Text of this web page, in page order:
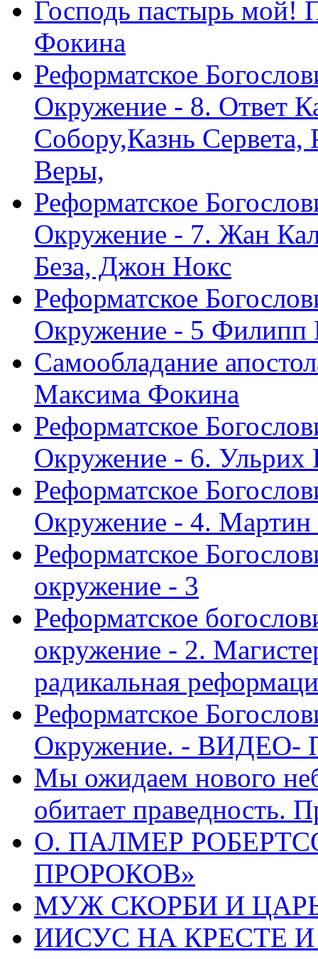
Господь пастырь мой!
Фокина
Реформатское
Окружение - 8. Ответ
Собору,Казнь Сервета,
Веры,
Реформатское
Окружение - 7. Жан
Беза, Джон Нокс
Реформатское
Окружение - 5 Филипп
Самообладание
Максима Фокина
Реформатское
Окружение - 6. Ульрих
Реформатское
Окружение - 4.
Реформатское
окружение - 3
Реформатское
окружение - 2.
радикальная
Реформатское
Окружение. - ВИДЕО-
Мы ожидаем нового
обитает праведность.
О. ПАЛМЕР
ПРОРОКОВ»
МУЖ СКОРБИ И ЦАРЬ
ИИСУС НА КРЕСТЕ